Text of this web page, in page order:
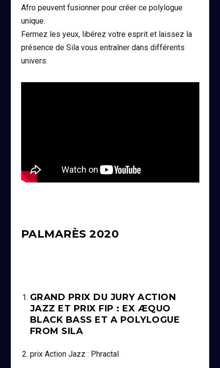
Afro peuvent fusionner pour créer ce polylogue
unique.
Fermez les yeux, libérez votre esprit et laissez la
présence de Sila vous entraîner dans différents
univers.
PALMARÈS 2020
GRAND PRIX DU JURY ACTION
JAZZ ET PRIX FIP : EX ÆQUO
BLACK BASS ET A POLYLOGUE
FROM SILA
prix Action Jazz : Phractal